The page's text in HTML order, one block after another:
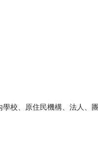
校、原住民機構、法人、